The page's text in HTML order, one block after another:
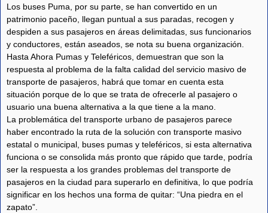
Los buses Puma, por su parte, se han convertido en un
patrimonio paceño, llegan puntual a sus paradas, recogen y
despiden a sus pasajeros en áreas delimitadas, sus funcionarios
y conductores, están aseados, se nota su buena organización.
Hasta Ahora Pumas y Teleféricos, demuestran que son la
respuesta al problema de la falta calidad del servicio masivo de
transporte de pasajeros, habrá que tomar en cuenta esta
situación porque de lo que se trata de ofrecerle al pasajero o
usuario una buena alternativa a la que tiene a la mano.
La problemática del transporte urbano de pasajeros parece
haber encontrado la ruta de la solución con transporte masivo
estatal o municipal, buses pumas y teleféricos, si esta alternativa
funciona o se consolida más pronto que rápido que tarde, podría
ser la respuesta a los grandes problemas del transporte de
pasajeros en la ciudad para superarlo en definitiva, lo que podría
significar en los hechos una forma de quitar: “Una piedra en el
zapato”.